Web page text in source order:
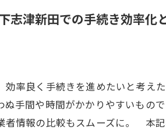
志津新田での手続き効率化
率良く手続きを進めたいと考え
手間や時間がかかりやすいもの
情報の比較もスムーズに。 本